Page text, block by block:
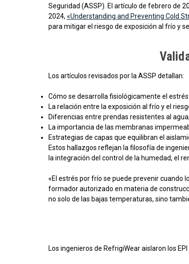
Seguridad (ASSP). El artículo de febrero de
2024, «Understanding and Preventing Cold
para mitigar el riesgo de exposición al frío y
Los artículos revisados por la ASSP detallan:
Cómo se desarrolla fisiológicamente el
La relación entre la exposición al frío y el
Diferencias entre prendas resistentes al
La importancia de las membranas
Estrategias de capas que equilibran el
Estos hallazgos reflejan la filosofía de
la integración del control de la humedad, el
«El estrés por frío se puede prevenir cuando
formador autorizado en materia de
no solo de las bajas temperaturas, sino
Los ingenieros de RefrigiWear aislaron los